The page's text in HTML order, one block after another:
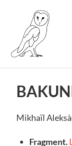
Mikhaïl
Fragment.